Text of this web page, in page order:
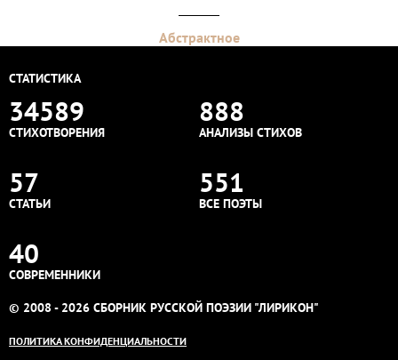
Абстрактное
СТАТИСТИКА
34589
СТИХОТВОРЕНИЯ
888
АНАЛИЗЫ СТИХОВ
57
СТАТЬИ
551
ВСЕ ПОЭТЫ
40
СОВРЕМЕННИКИ
© 2008 - 2026 СБОРНИК РУССКОЙ ПОЭЗИИ "ЛИРИКОН"
ПОЛИТИКА КОНФИДЕНЦИАЛЬНОСТИ